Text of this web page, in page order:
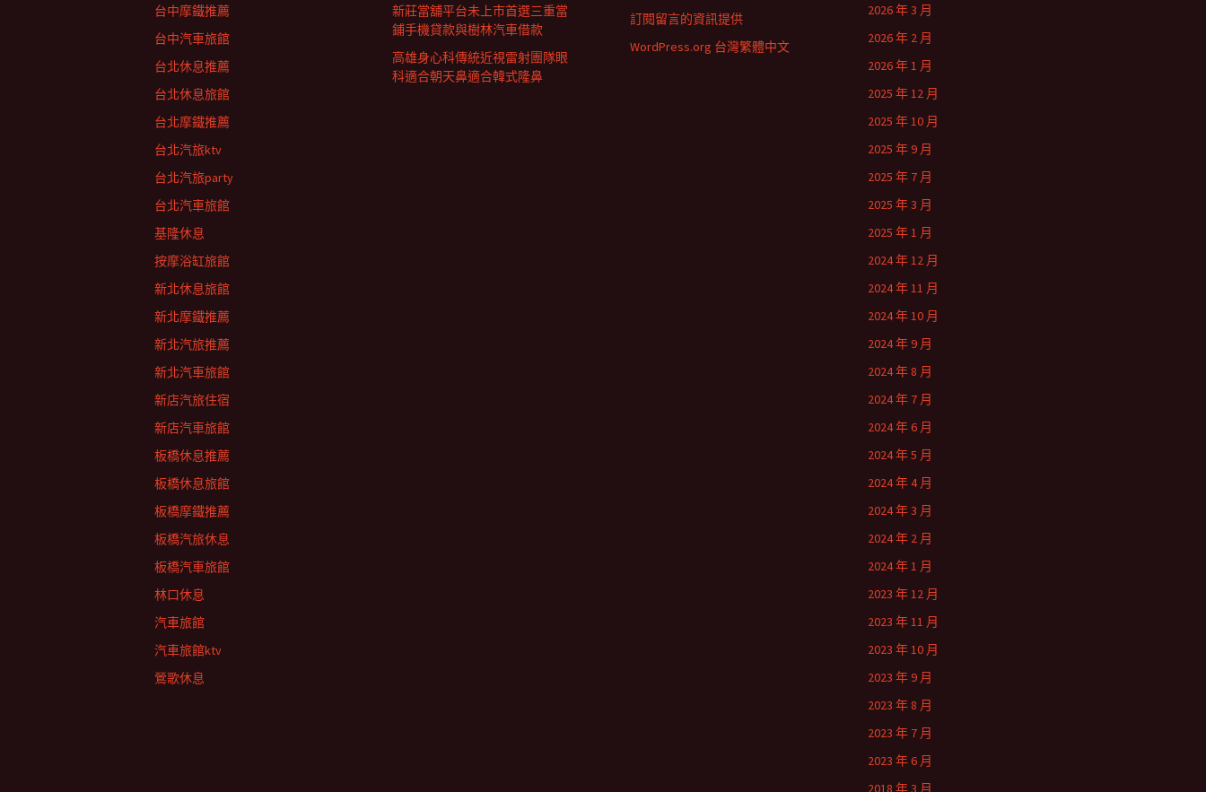
新莊當舖平台未上市首選三重當
鋪手機貸款與樹林汽車借款
高雄身心科傳統近視雷射團隊眼
科適合朝天鼻適合韓式隆鼻
2026 年 3 月
2026 年 2 月
2026 年 1 月
2025 年 12 月
2025 年 10 月
2025 年 9 月
2025 年 7 月
2025 年 3 月
2025 年 1 月
2024 年 12 月
2024 年 11 月
2024 年 10 月
2024 年 9 月
2024 年 8 月
2024 年 7 月
2024 年 6 月
2024 年 5 月
2024 年 4 月
2024 年 3 月
2024 年 2 月
2024 年 1 月
2023 年 12 月
2023 年 11 月
2023 年 10 月
2023 年 9 月
2023 年 8 月
2023 年 7 月
2023 年 6 月
2018 年 3 月
台中摩鐵推薦
台中汽車旅館
台北休息推薦
台北休息旅館
台北摩鐵推薦
台北汽旅ktv
台北汽旅party
台北汽車旅館
基隆休息
按摩浴缸旅館
新北休息旅館
新北摩鐵推薦
新北汽旅推薦
新北汽車旅館
新店汽旅住宿
新店汽車旅館
板橋休息推薦
板橋休息旅館
板橋摩鐵推薦
板橋汽旅休息
板橋汽車旅館
林口休息
汽車旅館
汽車旅館ktv
鶯歌休息
訂閱留言的資訊提供
WordPress.org 台灣繁體中文